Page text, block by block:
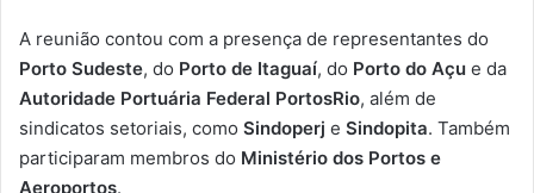
A reunião contou com a presença de representantes do
Porto Sudeste, do Porto de Itaguaí, do Porto do Açu e da
Autoridade Portuária Federal PortosRio, além de
sindicatos setoriais, como Sindoperj e Sindopita. Também
participaram membros do Ministério dos Portos e
Aeroportos.